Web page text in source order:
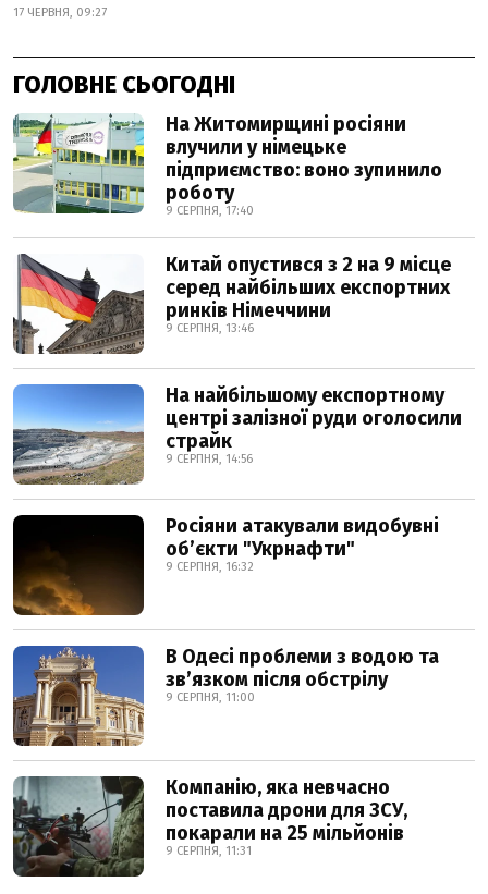
17 ЧЕРВНЯ, 09:27
ГОЛОВНЕ СЬОГОДНІ
На Житомирщині росіяни
влучили у німецьке
підприємство: воно зупинило
роботу
9 СЕРПНЯ, 17:40
Китай опустився з 2 на 9 місце
серед найбільших експортних
ринків Німеччини
9 СЕРПНЯ, 13:46
На найбільшому експортному
центрі залізної руди оголосили
страйк
9 СЕРПНЯ, 14:56
Росіяни атакували видобувні
обʼєкти "Укрнафти"
9 СЕРПНЯ, 16:32
В Одесі проблеми з водою та
звʼязком після обстрілу
9 СЕРПНЯ, 11:00
Компанію, яка невчасно
поставила дрони для ЗСУ,
покарали на 25 мільйонів
9 СЕРПНЯ, 11:31